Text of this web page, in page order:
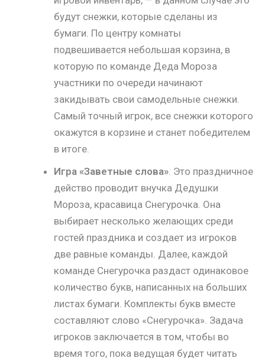
будут снежки, которые сделаны из
бумаги. По центру комнаты
подвешивается небольшая корзина, в
которую по команде Деда Мороза
участники по очереди начинают
закидывать свои самодельные снежки.
Самый точный игрок, все снежки которого
окажутся в корзине и станет победителем
в итоге.
Игра «Заветные слова» . Это праздничное
действо проводит внучка Дедушки
Мороза, красавица Снегурочка. Она
выбирает несколько желающих среди
гостей праздника и создает из игроков
две равные команды. Далее, каждой
команде Снегурочка раздаст одинаковое
количество букв, написанных на больших
листах бумаги. Комплекты букв вместе
составляют слово «Снегурочка». Задача
игроков заключается в том, чтобы во
время того, пока ведущая будет читать